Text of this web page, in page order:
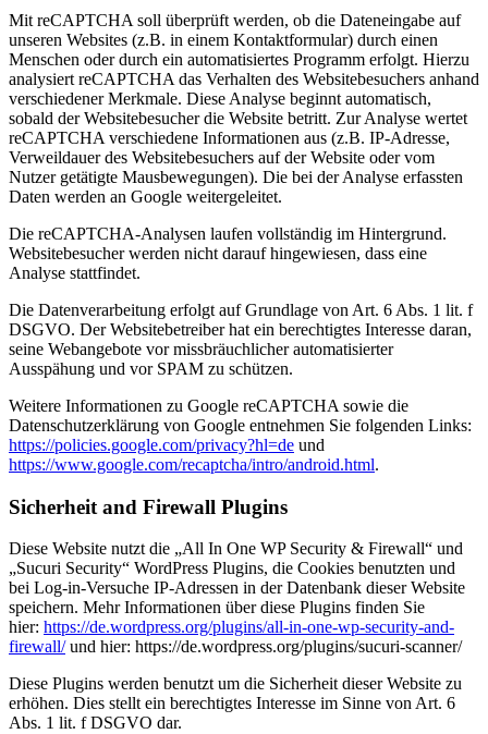
Mit reCAPTCHA soll überprüft werden, ob die Dateneingabe auf
unseren Websites (z.B. in einem Kontaktformular) durch einen
Menschen oder durch ein automatisiertes Programm erfolgt. Hierzu
analysiert reCAPTCHA das Verhalten des Websitebesuchers anhand
verschiedener Merkmale. Diese Analyse beginnt automatisch,
sobald der Websitebesucher die Website betritt. Zur Analyse wertet
reCAPTCHA verschiedene Informationen aus (z.B. IP-Adresse,
Verweildauer des Websitebesuchers auf der Website oder vom
Nutzer getätigte Mausbewegungen). Die bei der Analyse erfassten
Daten werden an Google weitergeleitet.
Die reCAPTCHA-Analysen laufen vollständig im Hintergrund.
Websitebesucher werden nicht darauf hingewiesen, dass eine
Analyse stattfindet.
Die Datenverarbeitung erfolgt auf Grundlage von Art. 6 Abs. 1 lit. f
DSGVO. Der Websitebetreiber hat ein berechtigtes Interesse daran,
seine Webangebote vor missbräuchlicher automatisierter
Ausspähung und vor SPAM zu schützen.
Weitere Informationen zu Google reCAPTCHA sowie die
Datenschutzerklärung von Google entnehmen Sie folgenden Links:
https://policies.google.com/privacy?hl=de und
https://www.google.com/recaptcha/intro/android.html.
Sicherheit and Firewall Plugins
Diese Website nutzt die „All In One WP Security & Firewall“ und
„Sucuri Security“ WordPress Plugins, die Cookies benutzten und
bei Log-in-Versuche IP-Adressen in der Datenbank dieser Website
speichern. Mehr Informationen über diese Plugins finden Sie
hier: https://de.wordpress.org/plugins/all-in-one-wp-security-and-
firewall/und hier: https://de.wordpress.org/plugins/sucuri-scanner/
Diese Plugins werden benutzt um die Sicherheit dieser Website zu
erhöhen. Dies stellt ein berechtigtes Interesse im Sinne von Art. 6
Abs. 1 lit. f DSGVO dar.